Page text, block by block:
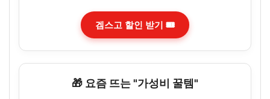
겜스고 할인 받기 🎟️
🎁 요즘 뜨는 "가성비 꿀템"